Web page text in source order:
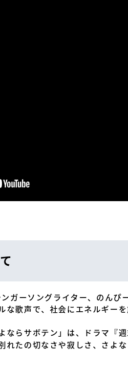
ガーソングライター、のんぴ
な歌声で、社会にエネルギーを
ならサボテン」は、ドラマ『
れたの切なさや寂しさ、さよ